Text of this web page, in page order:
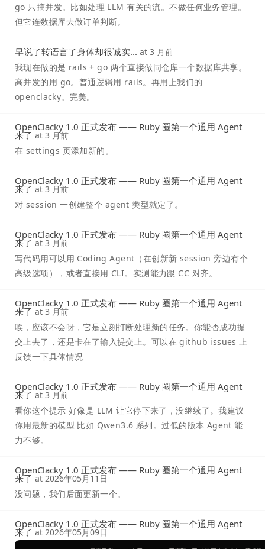
go 只搞并发。比如处理 LLM 有关的流。不做任何业务管理。
但它连数据库去做订单判断。
早说了转语言了身体却很诚实... at 3 月前
我现在做的是 rails + go 两个直接做同仓库一个数据库共享。
高并发的用 go。普通逻辑用 rails。再用上我们的
openclacky。完美。
OpenClacky 1.0 正式发布 —— Ruby 圈第一个通用 Agent
来了 at 3 月前
在 settings 页添加新的。
OpenClacky 1.0 正式发布 —— Ruby 圈第一个通用 Agent
来了 at 3 月前
对 session 一创建整个 agent 类型就定了。
OpenClacky 1.0 正式发布 —— Ruby 圈第一个通用 Agent
来了 at 3 月前
写代码用可以用 Coding Agent（在创新新 session 旁边有个
高级选项），或者直接用 CLI。实测能力跟 CC 对齐。
OpenClacky 1.0 正式发布 —— Ruby 圈第一个通用 Agent
来了 at 3 月前
唉，应该不会呀，它是立刻打断处理新的任务。你能否成功提
交上去了，还是卡在了输入提交上。可以在 github issues 上
反馈一下具体情况
OpenClacky 1.0 正式发布 —— Ruby 圈第一个通用 Agent
来了 at 3 月前
看你这个提示 好像是 LLM 让它停下来了，没继续了。我建议
你用最新的模型 比如 Qwen3.6 系列。过低的版本 Agent 能
力不够。
OpenClacky 1.0 正式发布 —— Ruby 圈第一个通用 Agent
来了 at 2026年05月11日
没问题，我们后面更新一个。
OpenClacky 1.0 正式发布 —— Ruby 圈第一个通用 Agent
来了 at 2026年05月09日